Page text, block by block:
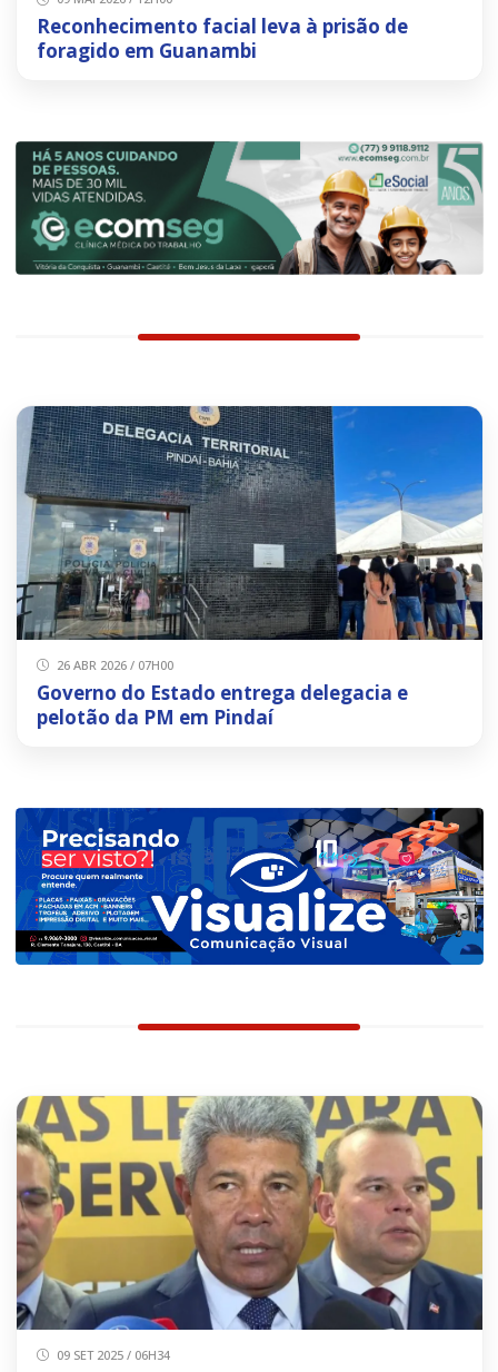
Reconhecimento facial leva à prisão de
foragido em Guanambi
26 ABR 2026 / 07H00
Governo do Estado entrega delegacia e
pelotão da PM em Pindaí
09 SET 2025 / 06H34